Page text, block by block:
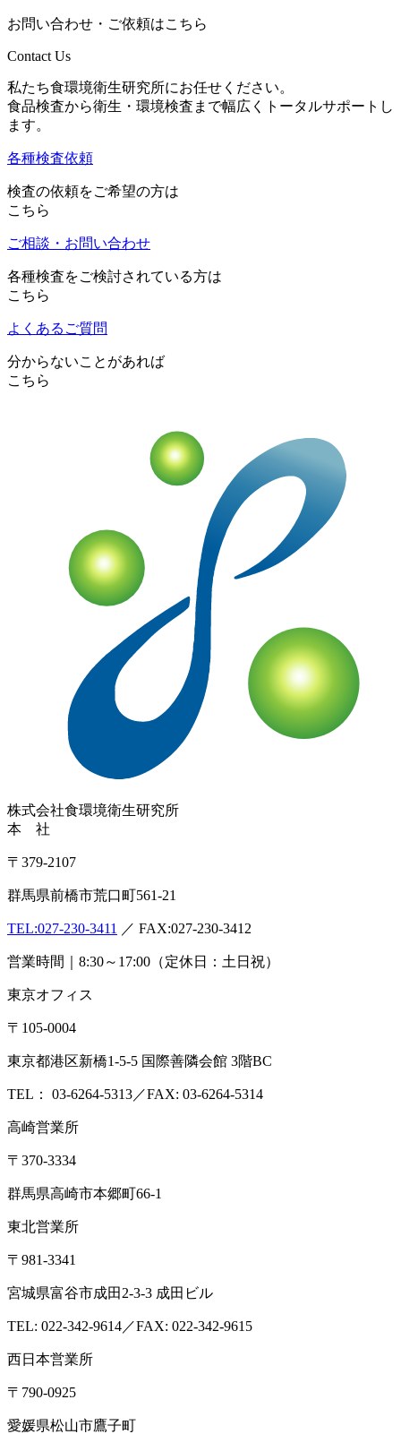
お問い合わせ・ご依頼はこちら
Contact Us
私たち食環境衛生研究所にお任せください。
食品検査から衛生・環境検査まで幅広くトータルサポートし
ます。
各種検査依頼
検査の依頼をご希望の方は
こちら
ご相談・お問い合わせ
各種検査をご検討されている方は
こちら
よくあるご質問
分からないことがあれば
こちら
株式会社食環境衛生研究所
本 社
〒379-2107
群馬県前橋市荒口町561-21
TEL:027-230-3411 ／ FAX:027-230-3412
営業時間｜8:30～17:00（定休日：土日祝）
東京オフィス
〒105-0004
東京都港区新橋1-5-5 国際善隣会館 3階BC
TEL： 03-6264-5313／FAX: 03-6264-5314
高崎営業所
〒370-3334
群馬県高崎市本郷町66-1
東北営業所
〒981-3341
宮城県富谷市成田2-3-3 成田ビル
TEL: 022-342-9614／FAX: 022-342-9615
西日本営業所
〒790-0925
愛媛県松山市鷹子町